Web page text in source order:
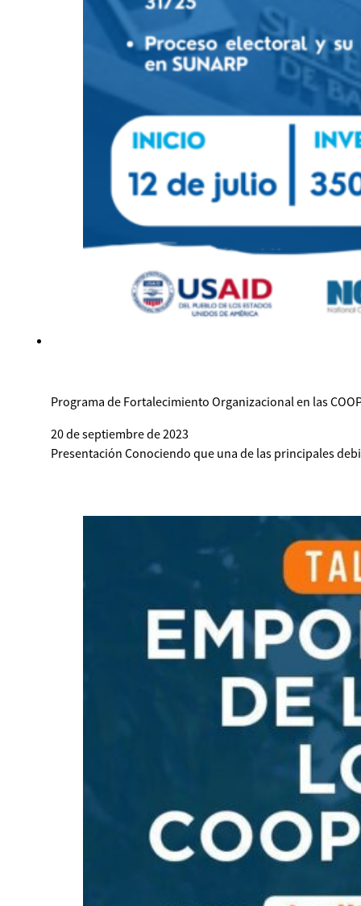
Programa de Fortalecimiento Organizacional en las
20 de septiembre de 2023
Presentación Conociendo que una de las principales